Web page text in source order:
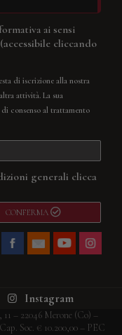
ai sensi
(accessibile cliccando
di iscrizione alla nostra
attività. La sua
di consenso al trattamento
generali clicca
CONFERMA
Instagram
– 22046 Merone (Co) –
Soc. € 10.200,00 – PEC